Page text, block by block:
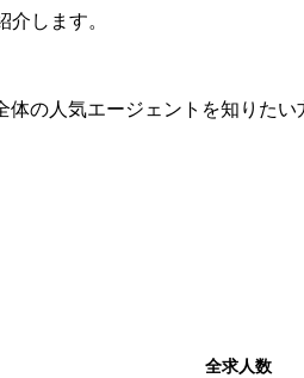
します。
の人気エージェントを知りたい
全求人数